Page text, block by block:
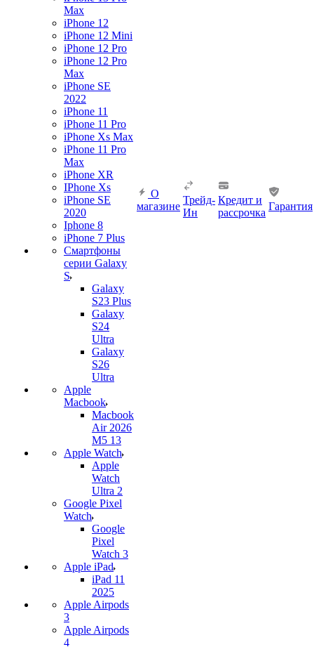
Max
iPhone 12
iPhone 12 Mini
iPhone 12 Pro
iPhone 12 Pro
Max
iPhone SE
2022
iPhone 11
iPhone 11 Pro
iPhone Xs Max
iPhone 11 Pro
Max
iPhone XR
IPhone Xs
iPhone SE
2020
Iphone 8
iPhone 7 Plus
Смартфоны
серии Galaxy
S
Galaxy
S23 Plus
Galaxy
S24
Ultra
Galaxy
S26
Ultra
Apple
Macbook
Macbook
Air 2026
M5 13
Apple Watch
Apple
Watch
Ultra 2
Google Pixel
Watch
Google
Pixel
Watch 3
Apple iPad
iPad 11
2025
Apple Airpods
3
Apple Airpods
4
О
магазине
Трейд-
Ин
Кредит и
рассрочка
Гарантия